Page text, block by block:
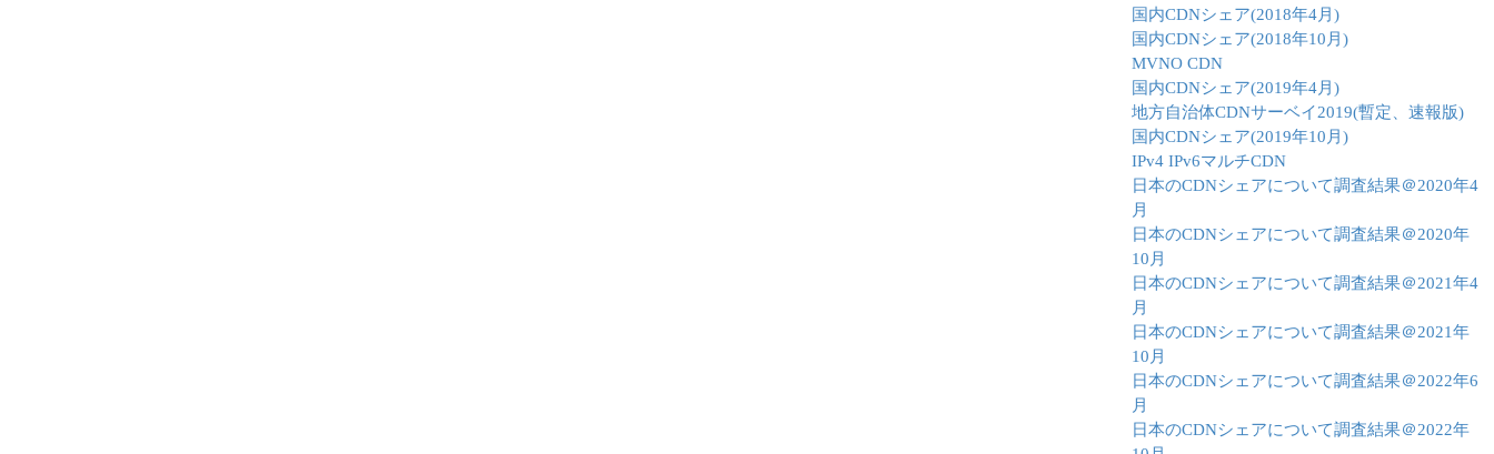
国内CDNシェア(2018年4月)
国内CDNシェア(2018年10月)
MVNO CDN
国内CDNシェア(2019年4月)
地方自治体CDNサーベイ2019(暫定、速報版)
国内CDNシェア(2019年10月)
IPv4 IPv6マルチCDN
日本のCDNシェアについて調査結果＠2020年4
月
日本のCDNシェアについて調査結果＠2020年
10月
日本のCDNシェアについて調査結果＠2021年4
月
日本のCDNシェアについて調査結果＠2021年
10月
日本のCDNシェアについて調査結果＠2022年6
月
日本のCDNシェアについて調査結果＠2022年